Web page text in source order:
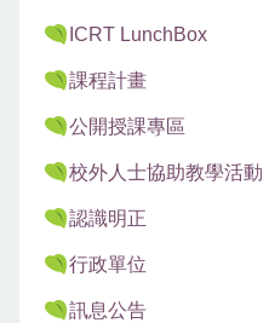
ICRT LunchBox
課程計畫
公開授課專區
校外人士協助教學活動
認識明正
行政單位
訊息公告